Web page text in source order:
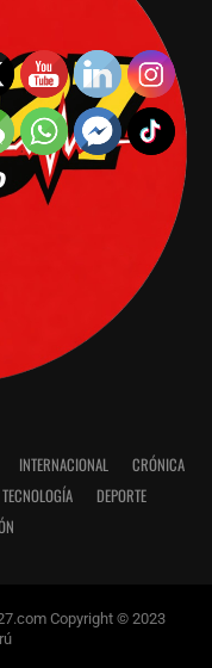
INTERNACIONAL
CRÓNICA
TECNOLOGÍA
DEPORTE
Copyright © 2023